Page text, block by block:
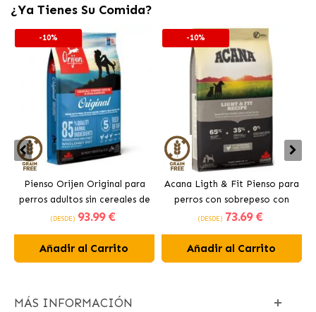
¿Ya Tienes Su Comida?
-10%
Pienso Orijen Original para
perros adultos sin cereales de
pollo
(DESDE) 93.99 €
Añadir al Carrito
-10%
Acana Ligth & Fit Pienso para
perros con sobrepeso con
pollo fresco
(DESDE) 73.69 €
Añadir al Carrito
MÁS INFORMACIÓN